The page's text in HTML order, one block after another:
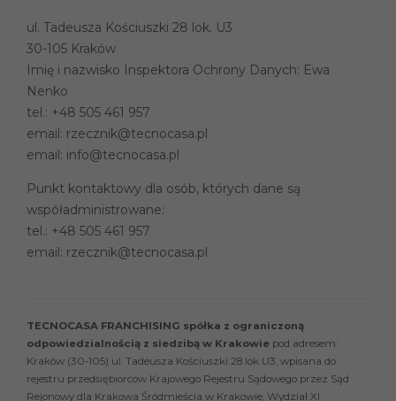
ul. Tadeusza Kościuszki 28 lok. U3
30-105 Kraków
Imię i nazwisko Inspektora Ochrony Danych: Ewa
Nenko
tel.: +48 505 461 957
email: rzecznik@tecnocasa.pl
email: info@tecnocasa.pl
Punkt kontaktowy dla osób, których dane są
współadministrowane:
tel.: +48 505 461 957
email: rzecznik@tecnocasa.pl
TECNOCASA FRANCHISING spółka z ograniczoną
odpowiedzialnością z siedzibą w Krakowie pod adresem:
Kraków (30-105) ul. Tadeusza Kościuszki 28 lok U3, wpisana do
rejestru przedsiębiorców Krajowego Rejestru Sądowego przez Sąd
Rejonowy dla Krakowa Śródmieścia w Krakowie, Wydział XI